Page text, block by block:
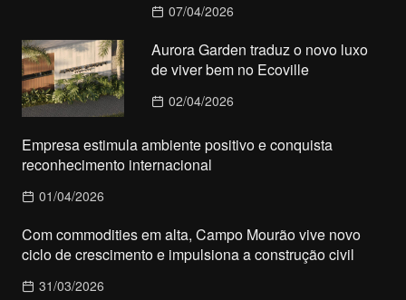
07/04/2026
Aurora Garden traduz o novo luxo
de viver bem no Ecoville
02/04/2026
Empresa estimula ambiente positivo e conquista
reconhecimento internacional
01/04/2026
Com commodities em alta, Campo Mourão vive novo
ciclo de crescimento e impulsiona a construção civil
31/03/2026